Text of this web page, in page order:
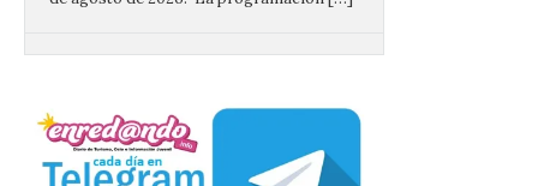
Benavides de Órbigo.
7 Ago 2026